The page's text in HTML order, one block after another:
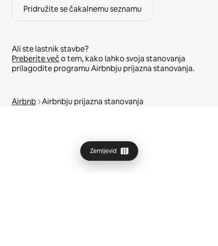
Zemljevid
Pridružite se čakalnemu seznamu
Ali ste lastnik stavbe?
Preberite večo tem, kako lahko svoja stanovanja
prilagodite programu Airbnbju prijazna stanovanja.
Airbnb Airbnbju prijazna stanovanja